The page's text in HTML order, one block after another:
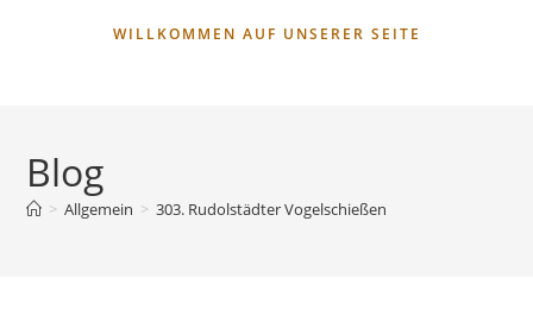
WILLKOMMEN AUF UNSERER SEITE
Blog
> Allgemein > 303. Rudolstädter Vogelschießen